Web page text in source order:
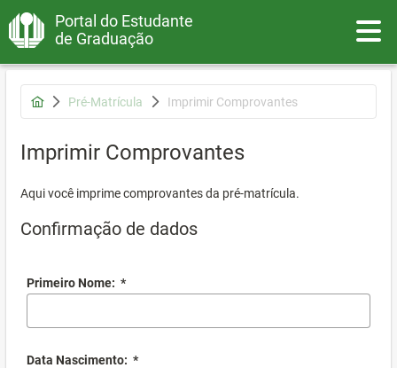
Portal do Estudante
de Graduação
Pré-Matrícula Imprimir Comprovantes
Imprimir Comprovantes
Aqui você imprime comprovantes da pré-matrícula.
Confirmação de dados
Primeiro Nome: *
Data Nascimento: *